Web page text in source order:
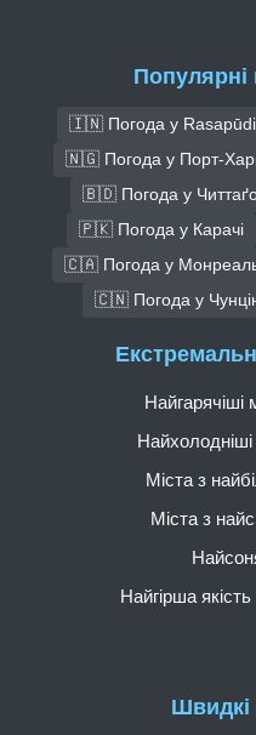
Популярні
🇮🇳 Погода у
🇳🇬 Погода у Порт-
🇧🇩 Погода у
🇵🇰 Погода у Карачі
🇨🇦 Погода у
🇨🇳 Погода у
Швидкі
Найгарячіші
Міста з
Міста з
Найгірша